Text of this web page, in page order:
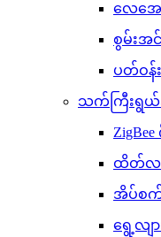
လေအေ
စွမ်းအင်
ပတ်ဝန်
သက်ကြီးရွယ်
ထိတ်လ
အိပ်စက်
ရွေ့လျာ